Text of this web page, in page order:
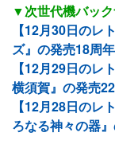
▼次世代機バッ
【12月30日のレ
ズ』の発売18周年
【12月29日のレ
横須賀』の発売
【12月28日の
ろなる神々の器